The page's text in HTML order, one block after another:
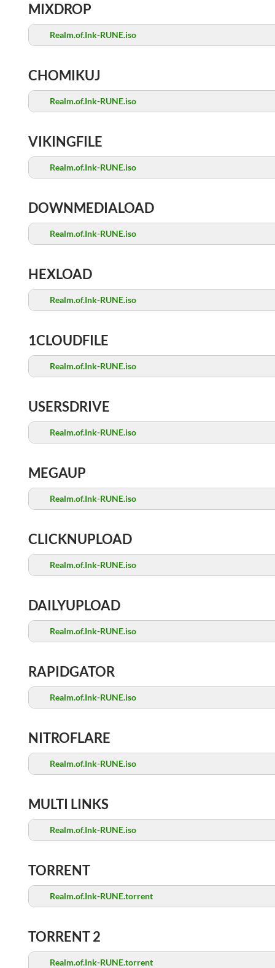
MIXDROP
Realm.of.Ink-RUNE.iso
CHOMIKUJ
Realm.of.Ink-RUNE.iso
VIKINGFILE
Realm.of.Ink-RUNE.iso
DOWNMEDIALOAD
Realm.of.Ink-RUNE.iso
HEXLOAD
Realm.of.Ink-RUNE.iso
1CLOUDFILE
Realm.of.Ink-RUNE.iso
USERSDRIVE
Realm.of.Ink-RUNE.iso
MEGAUP
Realm.of.Ink-RUNE.iso
CLICKNUPLOAD
Realm.of.Ink-RUNE.iso
DAILYUPLOAD
Realm.of.Ink-RUNE.iso
RAPIDGATOR
Realm.of.Ink-RUNE.iso
NITROFLARE
Realm.of.Ink-RUNE.iso
MULTI LINKS
Realm.of.Ink-RUNE.iso
TORRENT
Realm.of.Ink-RUNE.torrent
TORRENT 2
Realm.of.Ink-RUNE.torrent